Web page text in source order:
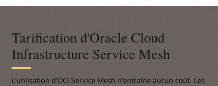
Tarification d'Oracle Cloud
Infrastructure Service Mesh
L'utilisation d'OCI Service Mesh n'entraîne aucun coût. Les